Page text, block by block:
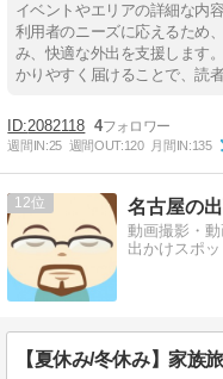
イベントやエリアの詳細な内
利用者のニーズに応えるため
み、快適な外出を支援します
かりやすく届けることで、読
2082118 4
週間IN:25 週間OUT:120 月間IN:135
12 名古屋の
動画撮影・
出かけスポッ